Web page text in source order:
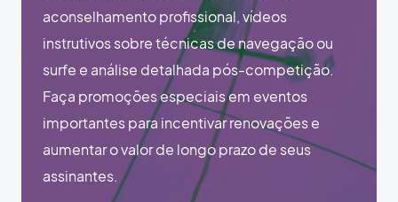
aconselhamento profissional, vídeos
instrutivos sobre técnicas de navegação ou
surfe e análise detalhada pós-competição.
Faça promoções especiais em eventos
importantes para incentivar renovações e
aumentar o valor de longo prazo de seus
assinantes.